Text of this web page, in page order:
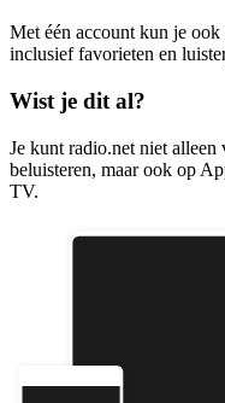
Met één account kun je
inclusief favorieten en
Wist je dit al?
Je kunt radio.net niet
beluisteren, maar ook op
TV.